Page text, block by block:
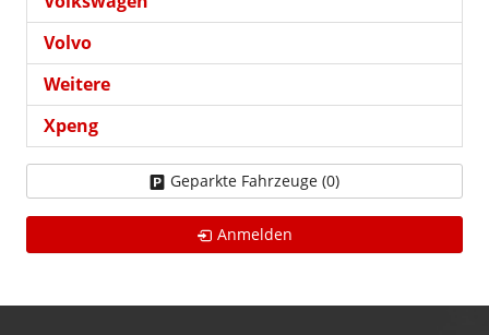
Volvo
Weitere
Xpeng
Geparkte Fahrzeuge (0)
Anmelden